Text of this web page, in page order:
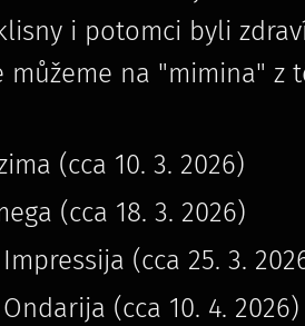
i potomci byli
můžeme na "mimina" z
(cca 10. 3. 2026)
(cca 18. 3. 2026)
(cca 25. 3.
(cca 10. 4. 2026)